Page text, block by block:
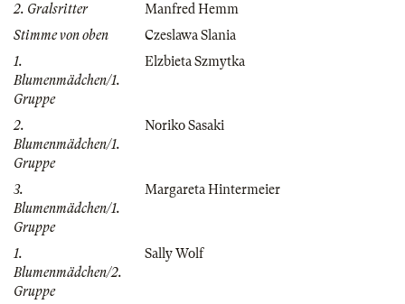
2. Gralsritter
Manfred Hemm
Stimme von oben
Czeslawa Slania
1.
Blumenmädchen/1.
Gruppe
Elzbieta Szmytka
2.
Blumenmädchen/1.
Gruppe
Noriko Sasaki
3.
Blumenmädchen/1.
Gruppe
Margareta Hintermeier
1.
Blumenmädchen/2.
Gruppe
Sally Wolf